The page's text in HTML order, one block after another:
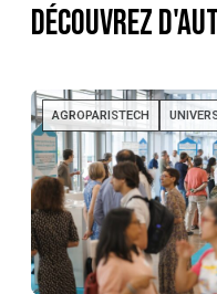
Découvrez
AGROPARISTECH